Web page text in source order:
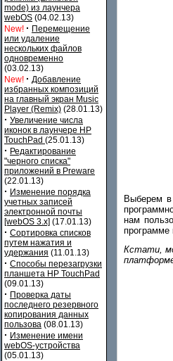
mode) из лаунчера
webOS (04.02.13)
New! · Перемещение
или удаление
нескольких файлов
одновременно
(03.02.13)
New! · Добавление
избранных композиций
на главный экран Music
Player (Remix) (28.01.13)
· Увеличение числа
иконок в лаунчере HP
TouchPad (25.01.13)
· Редактирование
"черного списка"
приложений в Preware
(22.01.13)
· Изменение порядка
учетных записей
электронной почты
[webOS 3.x] (17.01.13)
· Сортировка списков
путем нажатия и
удержания (11.01.13)
· Способы перезагрузки
планшета HP TouchPad
(09.01.13)
· Проверка даты
последнего резервного
копирования данных
пользова (08.01.13)
· Изменение имени
webOS-устройства
(05.01.13)
Выберем
нам
программе
Кстати,